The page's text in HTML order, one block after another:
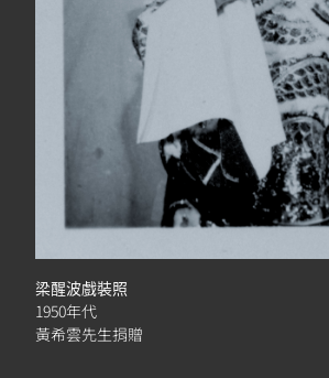
梁醒波戲裝照
1950年代
黃希雲先生捐贈